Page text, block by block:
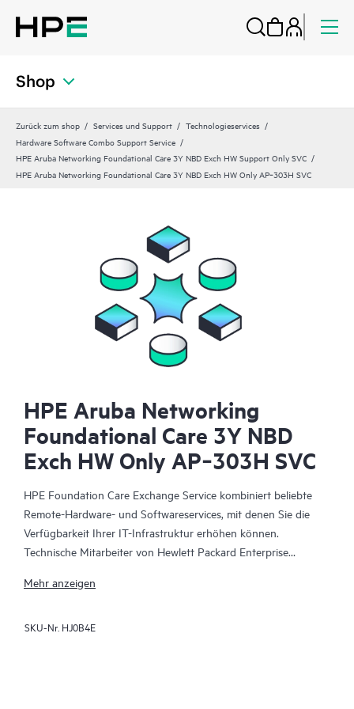
Shop
Zurück zum shop Services und Support
Technologieservices
Hardware Software Combo Support Service
HPE Aruba Networking Foundational Care 3Y NBD Exch HW Support Only SVC
HPE Aruba Networking Foundational Care 3Y NBD Exch HW Only AP‑303H SVC
HPE Aruba Networking
Foundational Care 3Y NBD
Exch HW Only AP‑303H SVC
HPE Foundation Care Exchange Service kombiniert beliebte
Remote-Hardware- und Softwareservices, mit denen Sie die
Verfügbarkeit Ihrer IT-Infrastruktur erhöhen können.
Technische Mitarbeiter von Hewlett Packard Enterprise
Behebung von Hardware- und Softwareproblemen zu
Mehr anzeigen
SKU-Nr. HJ0B4E